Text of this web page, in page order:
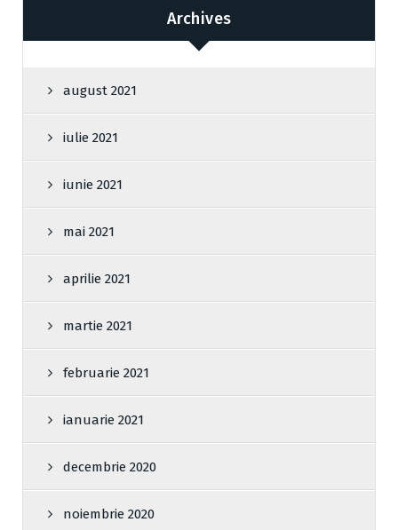
Archives
august 2021
iulie 2021
iunie 2021
mai 2021
aprilie 2021
martie 2021
februarie 2021
ianuarie 2021
decembrie 2020
noiembrie 2020